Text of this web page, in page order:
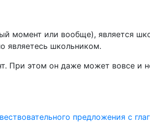
момент или вообще), является
являетесь школьником.
При этом он даже может вовсе и
предложения с